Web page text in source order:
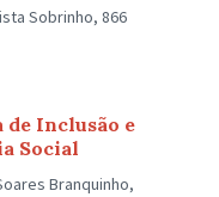
Sobrinho, 866
de Inclusão e
Social
Branquinho,